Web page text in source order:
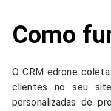
Como
O CRM edrone
clientes no seu
personalizadas de